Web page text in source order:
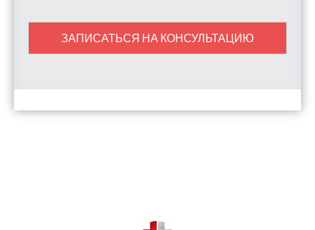
ЗАПИСАТЬСЯ НА КОНСУЛЬТАЦИЮ